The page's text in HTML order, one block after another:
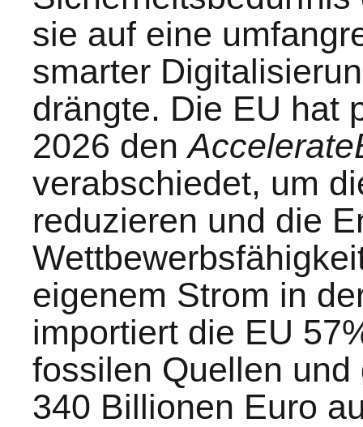
sie auf eine
smarter
drängte. Die EU hat
2026 den
verabschiedet, um
reduzieren und die
eigenem Strom in
importiert die EU
fossilen Quellen
340 Billionen Euro